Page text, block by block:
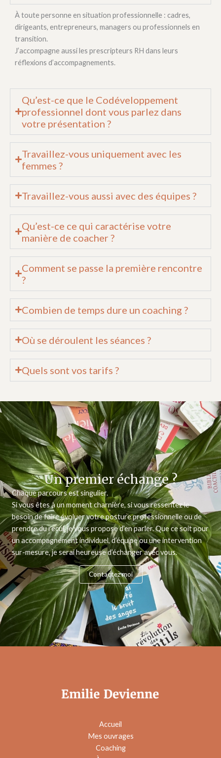
À toute personne en situation professionnelle : cadres,
dirigeants, entrepreneurs, managers ou professionnels en
transition.
J’accompagne aussi les prescripteurs RH dans leurs
réflexions d’accompagnements.
Qu’est-ce que le Codéveloppement
professionnel dont vous parlez dans
votre présentation ?
Travaillez-vous uniquement avec les
femmes ?
Travaillez-vous aussi avec des équipes ?
Qu’est-ce ce qui caractérise votre
manière de coacher ?
Comment se passe la première rencontre
?
Combien de temps dure un coaching ?
Où se déroulent les séances ?
Quels sont vos tarifs ?
Un premier échange ?
Chaque parcours est singulier.
Si vous êtes à un moment charnière, si vous ressentez le
besoin de faire évoluer votre posture professionnelle ou de
prendre du recul, je vous propose d’en parler. Que ce soit pour
un accompagnement individuel, d’équipe ou une intervention
sur-mesure, je serai heureuse d’échanger avec vous.
Contactez moi
Accueil
Mes ouvrages
Coaching